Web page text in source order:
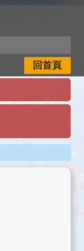
回首頁